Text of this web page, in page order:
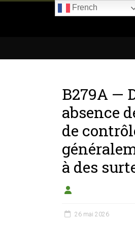
du
boîtier
éthanol
B279A —
absence
de
à des
26 mai 2026
French